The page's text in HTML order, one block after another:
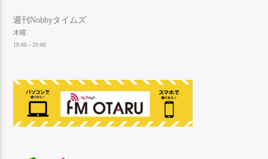
週刊Nobbyタイムズ
木曜
19:00～20:00